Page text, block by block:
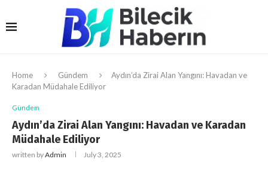
Home Gündem
Aydın’da Zirai Alan Yangını: Havadan ve
Karadan Müdahale Ediliyor
Gündem
Aydın’da Zirai Alan Yangını: Havadan ve Karadan
Müdahale Ediliyor
written byAdmin July 3, 2025